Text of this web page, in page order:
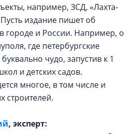
например, ЗСД, «Лахта-
издание пишет об
городе и России. Например, о
где петербургские
чудо, запустив к 1
и детских садов.
многое, в том числе и
строителей.
, эксперт: